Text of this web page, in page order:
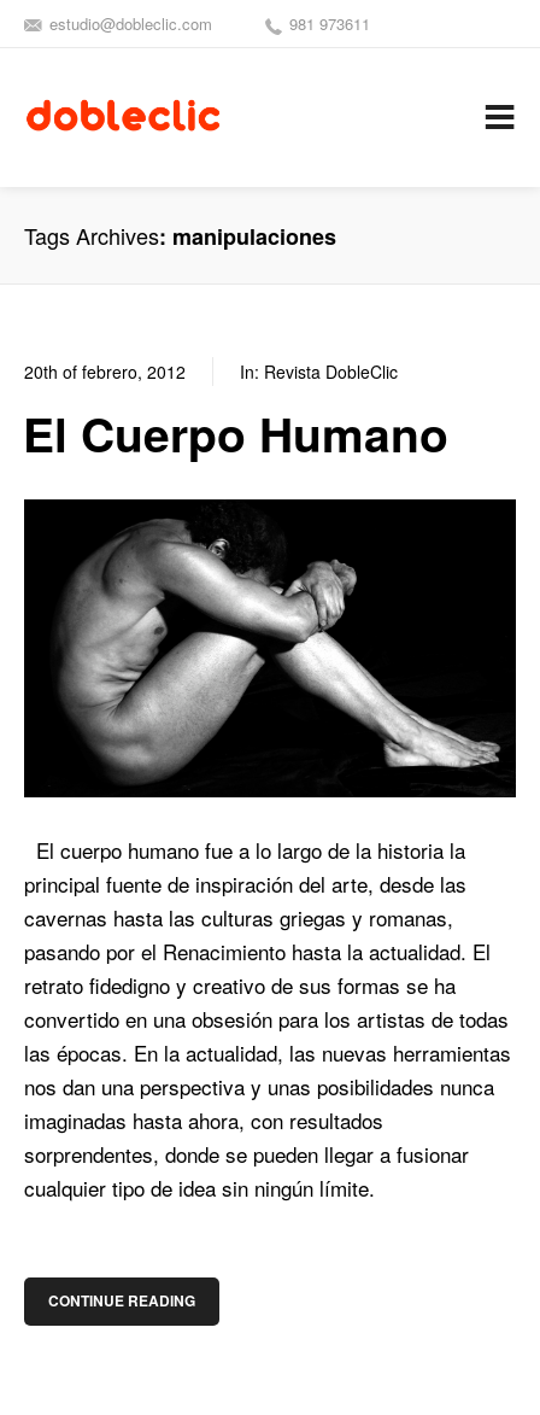
estudio@dobleclic.com 981 973611
Tags Archives manipulaciones
20th of febrero, 2012 In: Revista DobleClic
El Cuerpo Humano
El cuerpo humano fue a lo largo de la historia la
principal fuente de inspiración del arte, desde las
cavernas hasta las culturas griegas y romanas,
pasando por el Renacimiento hasta la actualidad. El
retrato fidedigno y creativo de sus formas se ha
convertido en una obsesión para los artistas de todas
las épocas. En la actualidad, las nuevas herramientas
nos dan una perspectiva y unas posibilidades nunca
imaginadas hasta ahora, con resultados
sorprendentes, donde se pueden llegar a fusionar
cualquier tipo de idea sin ningún límite.
CONTINUE READING